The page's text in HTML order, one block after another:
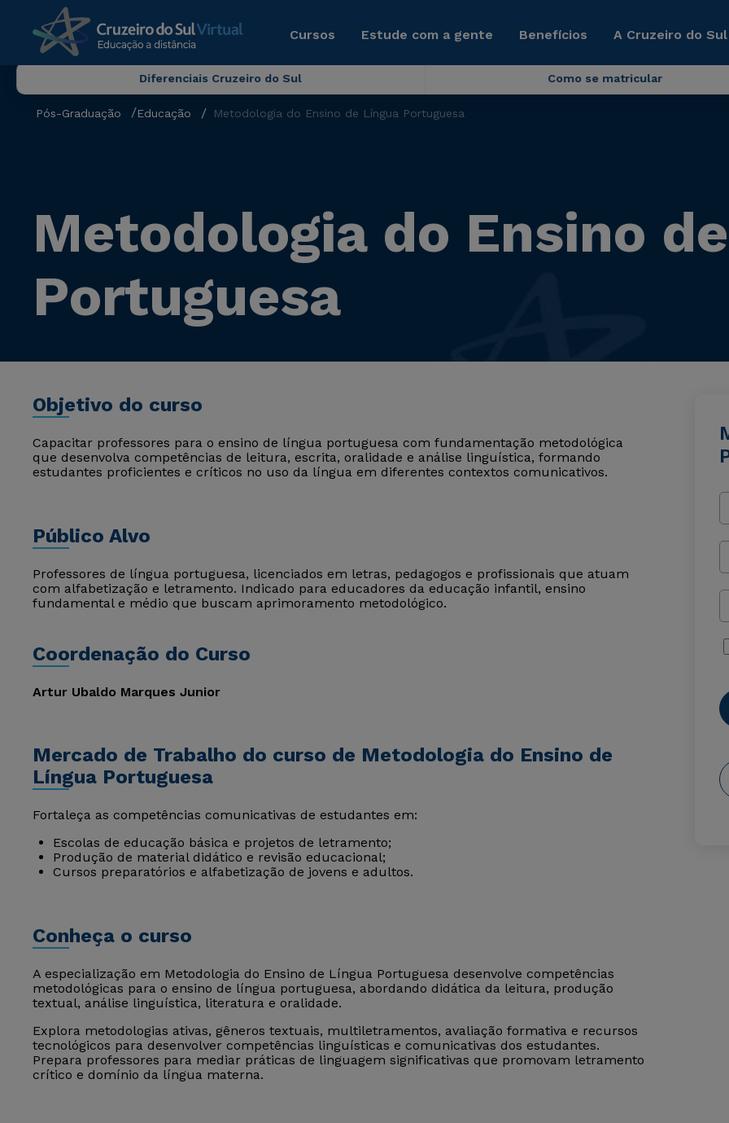
Cursos Estude com a gente Benefícios A Cruzeiro do
Diferenciais Cruzeiro do Sul Como se matricular
Pós-Graduação Educação Metodologia do Ensino de Língua Portuguesa
Metodologia do Ensino
Portuguesa
Objetivo do curso
Capacitar professores para o ensino de língua portuguesa com fundamentação metodológica
que desenvolva competências de leitura, escrita, oralidade e análise linguística, formando
estudantes proficientes e críticos no uso da língua em diferentes contextos comunicativos.
Público Alvo
Professores de língua portuguesa, licenciados em letras, pedagogos e profissionais que atuam
com alfabetização e letramento. Indicado para educadores da educação infantil, ensino
fundamental e médio que buscam aprimoramento metodológico.
Coordenação do Curso
Artur Ubaldo Marques Junior
Mercado de Trabalho do curso de Metodologia do Ensino de
Língua Portuguesa
Fortaleça as competências comunicativas de estudantes em:
Escolas de educação básica e projetos de letramento;
Produção de material didático e revisão educacional;
Cursos preparatórios e alfabetização de jovens e adultos.
Conheça o curso
A especialização em Metodologia do Ensino de Língua Portuguesa desenvolve competências
metodológicas para o ensino de língua portuguesa, abordando didática da leitura, produção
textual, análise linguística, literatura e oralidade.
Explora metodologias ativas, gêneros textuais, multiletramentos, avaliação formativa e recursos
tecnológicos para desenvolver competências linguísticas e comunicativas dos estudantes.
Prepara professores para mediar práticas de linguagem significativas que promovam letramento
crítico e domínio da língua materna.